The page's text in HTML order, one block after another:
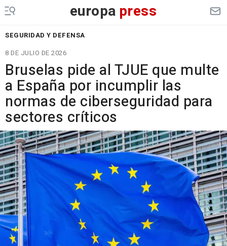
europa press
SEGURIDAD Y DEFENSA
8 DE JULIO DE 2026
Bruselas pide al TJUE que multe
a España por incumplir las
normas de ciberseguridad para
sectores críticos